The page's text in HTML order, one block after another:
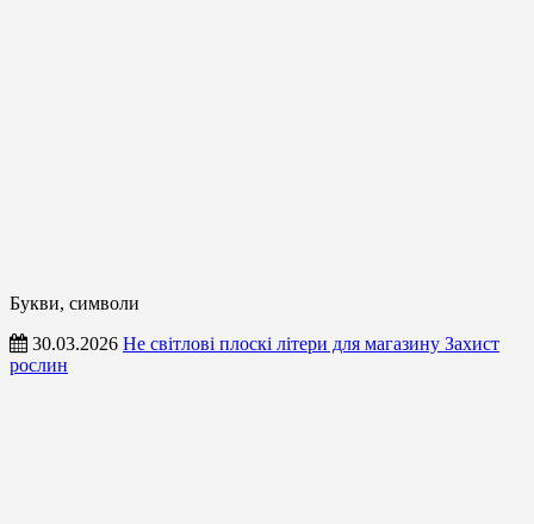
Букви, символи
30.03.2026 Не світлові плоскі літери для магазину Захист
рослин